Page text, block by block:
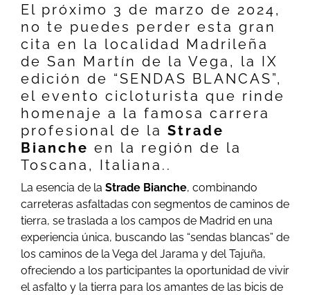
El próximo 3 de marzo de 2024,
no te puedes perder esta gran
cita en la localidad Madrileña
de San Martín de la Vega, la IX
edición de “SENDAS BLANCAS”,
el evento cicloturista que rinde
homenaje a la famosa carrera
profesional de la Strade
Bianche en la región de la
Toscana, Italiana..
La esencia de la Strade Bianche, combinando
carreteras asfaltadas con segmentos de caminos de
tierra, se traslada a los campos de Madrid en una
experiencia única, buscando las “sendas blancas” de
los caminos de la Vega del Jarama y del Tajuña,
ofreciendo a los participantes la oportunidad de vivir
el asfalto y la tierra para los amantes de las bicis de